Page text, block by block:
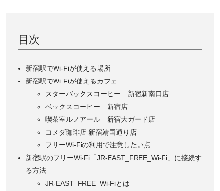
目次
新宿駅でWi-Fiが使える場所
新宿駅でWi-Fiが使えるカフェ
スターバックスコーヒー 新宿新南口店
ベックスコーヒー 新宿店
喫茶室ルノアール 新宿大ガード店
コメダ珈琲店 新宿靖国通り店
フリーWi-Fiの利用で注意したい点
新宿駅のフリーWi-Fi「JR-EAST_FREE_Wi-Fi」に接続す
る方法
JR-EAST_FREE_Wi-Fiとは